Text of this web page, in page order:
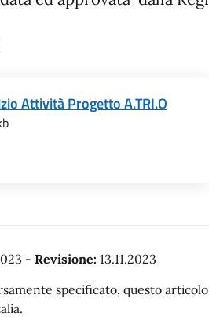
Attività Progetto A.TRI.O
- Revisione: 13.11.2023
specificato, questo